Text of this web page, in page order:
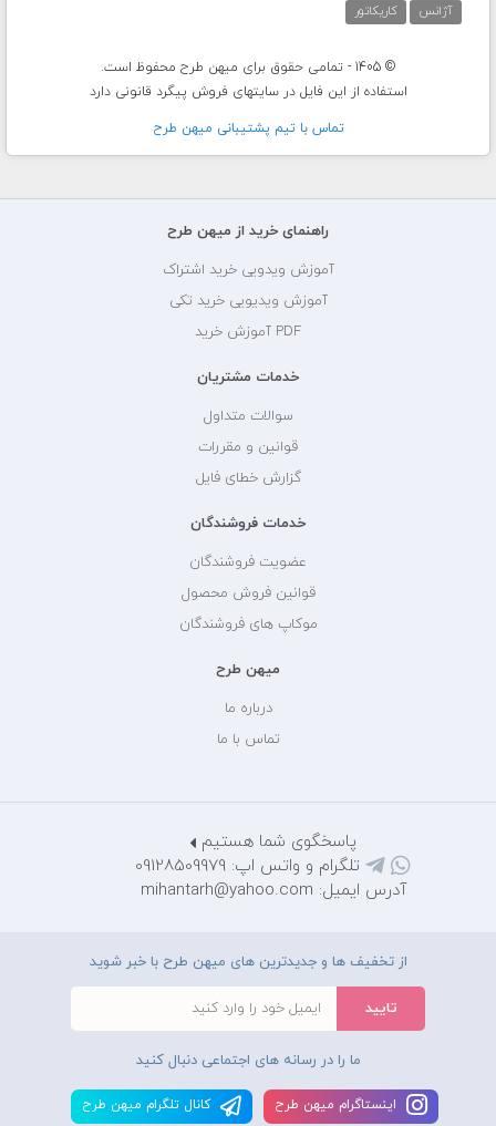
آژانس
کاریکاتور
© 1405 - تمامی حقوق برای میهن طرح محفوظ است.
استفاده از این فایل در سایتهای فروش پیگرد قانونی دارد
تماس با تيم پشتيبانی ميهن طرح
راهنمای خرید از میهن طرح
آموزش ویدویی خرید اشتراک
آموزش ویدیویی خرید تکی
PDF آموزش خرید
خدمات مشتریان
سوالات متداول
قوانین و مقررات
گزارش خطای فایل
خدمات فروشندگان
عضویت فروشندگان
قوانین فروش محصول
موکاپ های فروشندگان
میهن طرح
درباره ما
تماس با ما
پاسخگوی شما هستیم
تلگرام و واتس اپ: 09128509979
آدرس ایمیل: mihantarh@yahoo.com
از تخفیف ها و جدیدترین های میهن طرح با خبر شوید
ما را در رسانه های اجتماعی دنبال کنید
اينستاگرام ميهن طرح کانال تلگرام ميهن طرح